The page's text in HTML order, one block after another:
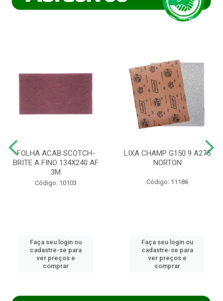
FOLHA ACAB SCOTCH-
BRITE A FINO 134X240 AF
3M
Código: 10103
Faça seu login ou
cadastre-se para
ver preços e
comprar
LIXA CHAMP G150 9 A275
NORTON
Código: 11186
Faça seu login ou
cadastre-se para
ver preços e
comprar